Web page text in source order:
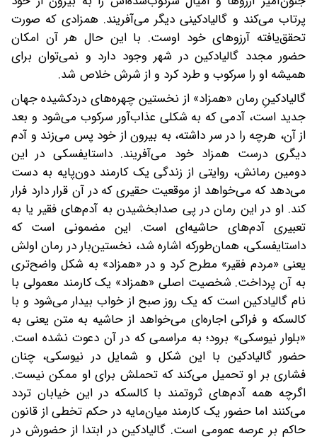
پرتاب می‌کند و گالیادکینی دیگر می‌آفریند. همزادی که صورت
تحقق‌یافته آرزوهای خود اوست. با این حال هر آن امکان
حضور مجدد گالیادکین در شهر وجود دارد و نمی‌توان برای
همیشه او را سرکوب و طرد کرد و از شرش خلاص شد.
گالیادکینِ رمان «همزاد» از نخستین چهره‌های دردکشیده جهان
جدید است، آدمی که به شکلی عذاب‌آور سرکوب می‌شود و بعد
از آن، هرچه را در سر داشته، به بیرون از خود پس می‌زند و آدم
دیگری درست همزاد خود می‌آفریند. داستایفسکی در این
دومین رمانش، روایتی از زندگی یک کارمند دون‌پایه به دست
می‌دهد که می‌خواهد از موقعیت حقیری که در آن قرار دارد فرار
کند. او در این رمان در پی صدابخشیدن به آدم‌های فقیر یا به
تعبیری آدم‌های حاشیه‌ای است. این مضمونی است که
داستایفسکی، همان‌طورکه اشاره شد، نخستین‌بار در رمان اولش
یعنی «مردم فقیر» مطرح کرد و در «همزاد» به شکل واضح‌تری
به آن پرداخت. شخصیت اصلی «همزاد» یک کارمند معمولی با
نام گالیادکین است که یک روز صبح از خواب بیدار می‌شود و با
کالسکه و فراکی اجاره‌ای می‌خواهد از حاشیه به متن یعنی به
«بلوار نیوسکی» برود؛ به مراسمی که در آن دعوت نشده است.
حضور گالیادکین با این شکل و شمایل در نیوسکی، چنان
فشاری بر او تحمیل می‌کند که تحملش برای او ممکن نیست.
اگرچه همه آدم‌های ثروتمند با کالسکه در این خیابان تردد
می‌کنند اما حضور یک کارمند میان‌مایه در حکم تخطی از قانون
حاکم بر عرصه عمومی است. گالیادکین در ابتدا از حضورش در